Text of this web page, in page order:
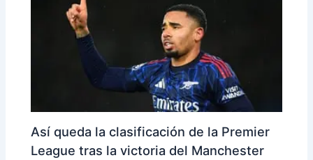
Así queda la clasificación de la Premier
League tras la victoria del Manchester